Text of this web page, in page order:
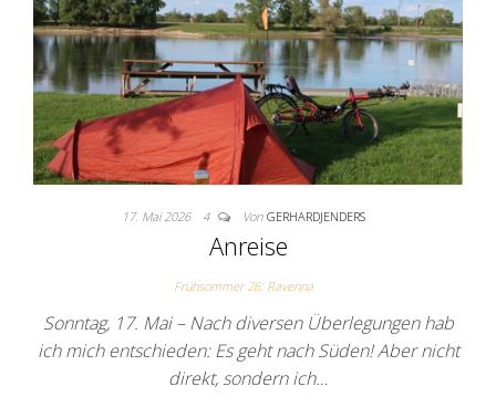
17. Mai 2026 4 Von GERHARDJENDERS
Anreise
Frühsommer 26: Ravenna
Sonntag, 17. Mai – Nach diversen Überlegungen hab
ich mich entschieden: Es geht nach Süden! Aber nicht
direkt, sondern ich…